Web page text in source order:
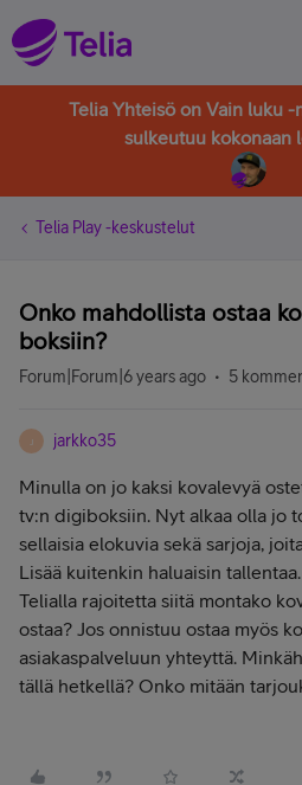
Telia Yhteisö on Vain luku -
sulkeutuu kokonaan
Telia Play -keskustelut
Onko mahdollista ostaa
boksiin?
Forum|Forum|6 years ago 5
J jarkko35
Minulla on jo kaksi kovalevyä
tv:n digiboksiin. Nyt alkaa olla jo
sellaisia elokuvia sekä sarjoja,
Lisää kuitenkin haluaisin
Telialla rajoitetta siitä montako
ostaa? Jos onnistuu ostaa myös
asiakaspalveluun yhteyttä.
tällä hetkellä? Onko mitään